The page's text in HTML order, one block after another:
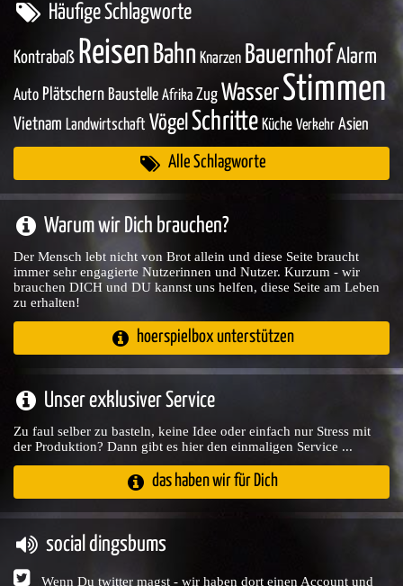
Häufige Schlagworte
Kontrabaß Reisen Bahn Knarzen BauernhofAlarm
Auto Plätschern Baustelle Afrika Zug WasserStimmen
Vietnam Landwirtschaft Vögel Schritte Küche Verkehr Asien
Alle Schlagworte
Warum wir Dich brauchen?
Der Mensch lebt nicht von Brot allein und diese Seite braucht
immer sehr engagierte Nutzerinnen und Nutzer. Kurzum - wir
brauchen DICH und DU kannst uns helfen, diese Seite am Leben
zu erhalten!
hoerspielbox unterstützen
Unser exklusiver Service
Zu faul selber zu basteln, keine Idee oder einfach nur Stress mit
der Produktion? Dann gibt es hier den einmaligen Service ...
das haben wir für Dich
social dingsbums
Wenn Du twitter magst - wir haben dort einen Account und